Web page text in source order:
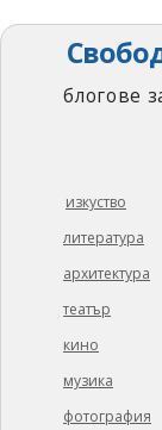
блогове
изкуство
литература
архитектура
театър
кино
музика
фотография